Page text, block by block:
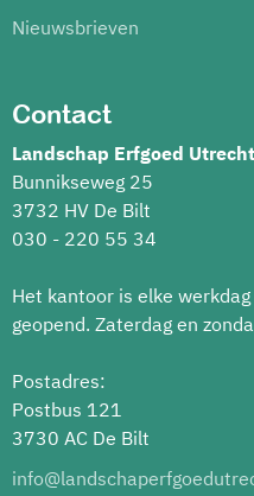
Nieuwsbrieven
Contact
Landschap Erfgoed Utrecht
Bunnikseweg 25
3732 HV De Bilt
030 - 220 55 34
Het kantoor is elke
geopend. Zaterdag en
Postadres:
Postbus 121
3730 AC De Bilt